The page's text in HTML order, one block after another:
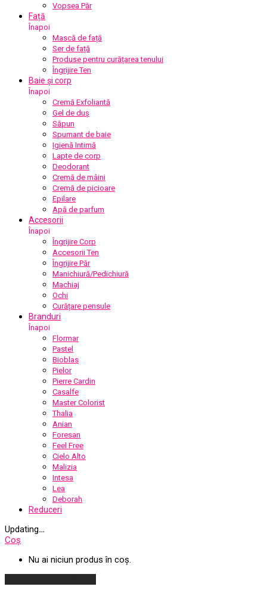
Vopsea Păr
Față
Înapoi
Mască de față
Ser de față
Produse pentru curățarea tenului
Îngrijire Ten
Baie și corp
Înapoi
Cremă Exfoliantă
Gel de duș
Săpun
Spumant de baie
Igienă Intimă
Lapte de corp
Deodorant
Cremă de mâini
Cremă de picioare
Epilare
Apă de parfum
Accesorii
Înapoi
Îngrijire Corp
Accesorii Ten
Îngrijire Păr
Manichiură/Pedichiură
Machiaj
Ochi
Curățare pensule
Branduri
Înapoi
Flormar
Pastel
Bioblas
Pielor
Pierre Cardin
Casalfe
Master Colorist
Thalia
Anian
Foresan
Feel Free
Cielo Alto
Malizia
Intesa
Lea
Deborah
Reduceri
Updating…
Coș
Nu ai niciun produs în coș.